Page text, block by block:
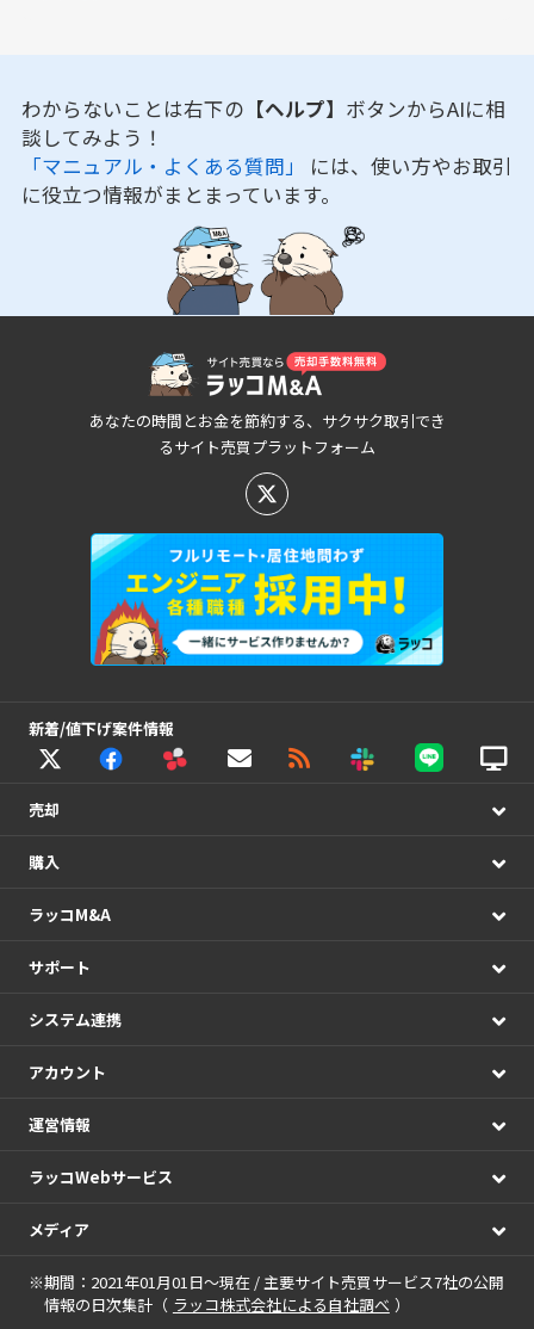
わからないことは右下の 【ヘルプ】 ボタンからAIに相
談してみよう！
「マニュアル・よくある質問」 には、使い方やお取引
に役立つ情報がまとまっています。
あなたの時間とお金を節約する、サクサク取引でき
るサイト売買プラットフォーム
新着/値下げ案件情報
売却
購入
ラッコM&A
サポート
システム連携
アカウント
運営情報
ラッコWebサービス
メディア
※期間：2021年01月01日～現在 / 主要サイト売買サービス7社の公開
情報の日次集計（ ラッコ株式会社による自社調べ ）